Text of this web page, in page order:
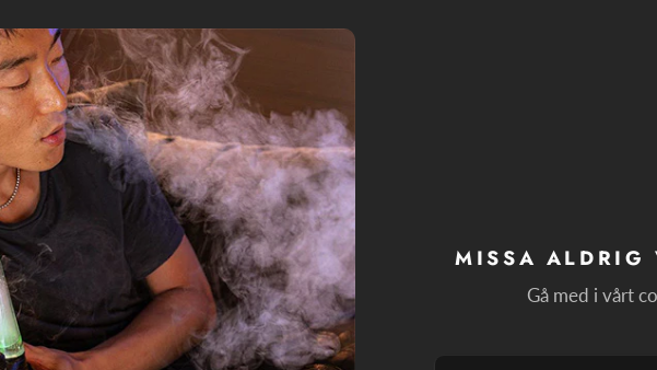
MISSA ALDRIG
Gå med i vårt